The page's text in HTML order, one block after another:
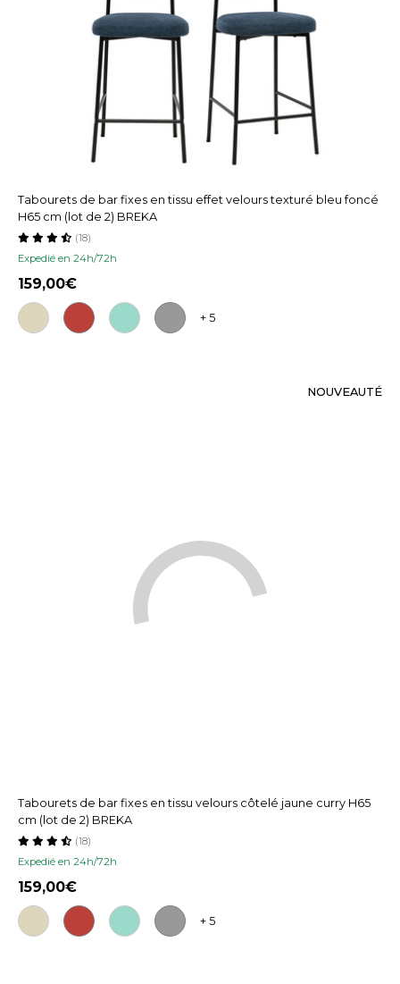
Tabourets de bar fixes en tissu effet velours texturé bleu foncé
H65 cm (lot de 2) BREKA
Expedié en 24h/72h
(18)
159,00
+ 5
NOUVEAUTÉ
Tabourets de bar fixes en tissu velours côtelé jaune curry H65
cm (lot de 2) BREKA
Expedié en 24h/72h
(18)
159,00
+ 5